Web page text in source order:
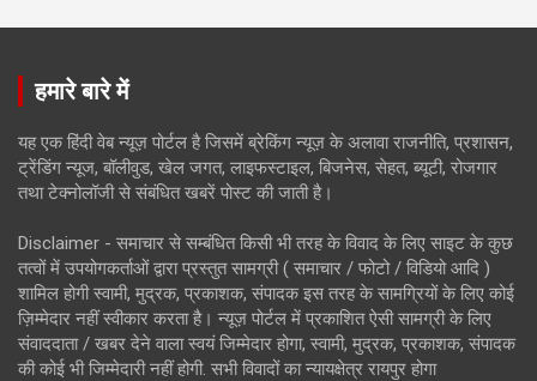
हमारे बारे में
यह एक हिंदी वेब न्यूज़ पोर्टल है जिसमें ब्रेकिंग न्यूज़ के अलावा राजनीति, प्रशासन,
ट्रेंडिंग न्यूज, बॉलीवुड, खेल जगत, लाइफस्टाइल, बिजनेस, सेहत, ब्यूटी, रोजगार
तथा टेक्नोलॉजी से संबंधित खबरें पोस्ट की जाती है।
Disclaimer - समाचार से सम्बंधित किसी भी तरह के विवाद के लिए साइट के कुछ
तत्वों में उपयोगकर्ताओं द्वारा प्रस्तुत सामग्री ( समाचार / फोटो / विडियो आदि )
शामिल होगी स्वामी, मुद्रक, प्रकाशक, संपादक इस तरह के सामग्रियों के लिए कोई
ज़िम्मेदार नहीं स्वीकार करता है। न्यूज़ पोर्टल में प्रकाशित ऐसी सामग्री के लिए
संवाददाता / खबर देने वाला स्वयं जिम्मेदार होगा, स्वामी, मुद्रक, प्रकाशक, संपादक
की कोई भी जिम्मेदारी नहीं होगी. सभी विवादों का न्यायक्षेत्र रायपुर होगा